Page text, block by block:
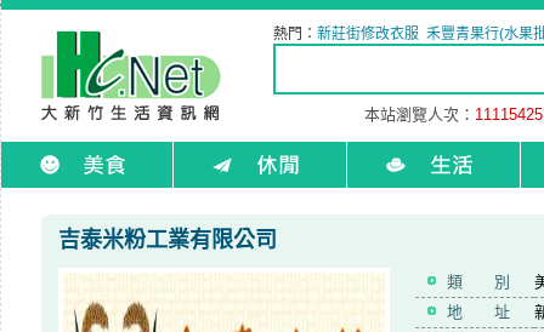
熱門： 新莊街修改衣服 禾豐青果行(水果
本站瀏覽人次： 11115425
吉泰米粉工業有限公司
類 別
地 址